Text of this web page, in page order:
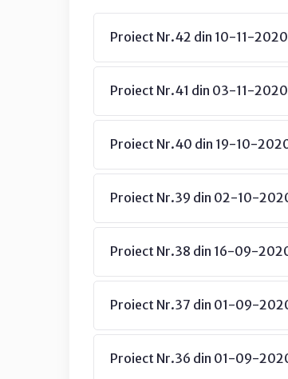
Proiect Nr.42 din 10-11-2020
Proiect Nr.41 din 03-11-2020
Proiect Nr.40 din 19-10-
Proiect Nr.39 din 02-10-
Proiect Nr.38 din 16-09-
Proiect Nr.37 din 01-09-
Proiect Nr.36 din 01-09-